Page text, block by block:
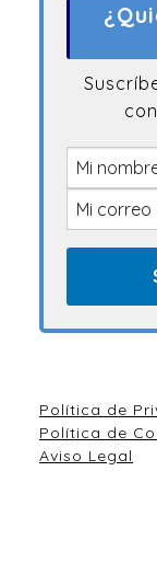
Política de
Política de
Aviso Legal